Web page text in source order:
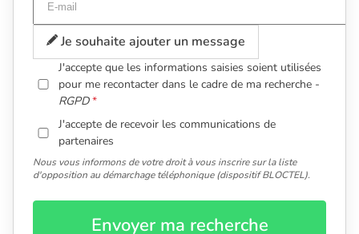
Je souhaite ajouter un message
J'accepte que les informations saisies soient utilisées
pour me recontacter dans le cadre de ma recherche -
RGPD
J'accepte de recevoir les communications de
partenaires
Nous vous informons de votre droit à vous inscrire sur la liste
d'opposition au démarchage téléphonique (dispositif BLOCTEL).
Envoyer ma recherche